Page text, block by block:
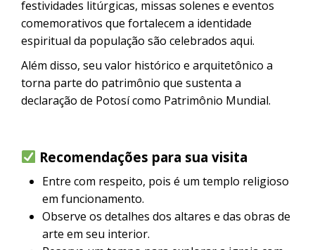
festividades litúrgicas, missas solenes e eventos
comemorativos que fortalecem a identidade
espiritual da população são celebrados aqui.
Além disso, seu valor histórico e arquitetônico a
torna parte do patrimônio que sustenta a
declaração de Potosí como Patrimônio Mundial.
Recomendações para sua visita
Entre com respeito, pois é um templo religioso
em funcionamento.
Observe os detalhes dos altares e das obras de
arte em seu interior.